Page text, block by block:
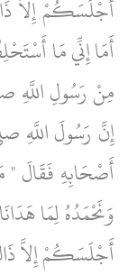
أَجْلَسَكُمْ إِلاَّ
أَمَا إِنِّي مَا
مِنْ رَسُولِ اللَّهِ
إِنَّ رَسُولَ اللَّهِ
أَصْحَابِهِ فَقَالَ ‏"‏
وَنَحْمَدُهُ لِمَا
أَجْلَسَكُمْ إِلاَّ ذَاكَ